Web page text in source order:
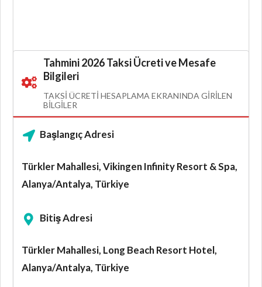
Tahmini 2026 Taksi Ücreti ve Mesafe
Bilgileri
TAKSI ÜCRETI HESAPLAMA EKRANINDA GIRILEN
BILGILER
Başlangıç Adresi
Türkler Mahallesi, Vikingen Infinity Resort & Spa,
Alanya/Antalya, Türkiye
Bitiş Adresi
Türkler Mahallesi, Long Beach Resort Hotel,
Alanya/Antalya, Türkiye